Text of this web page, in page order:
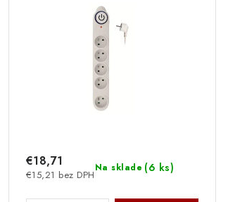
Na sklade (6 ks)
€15,21 bez DPH
€18,71